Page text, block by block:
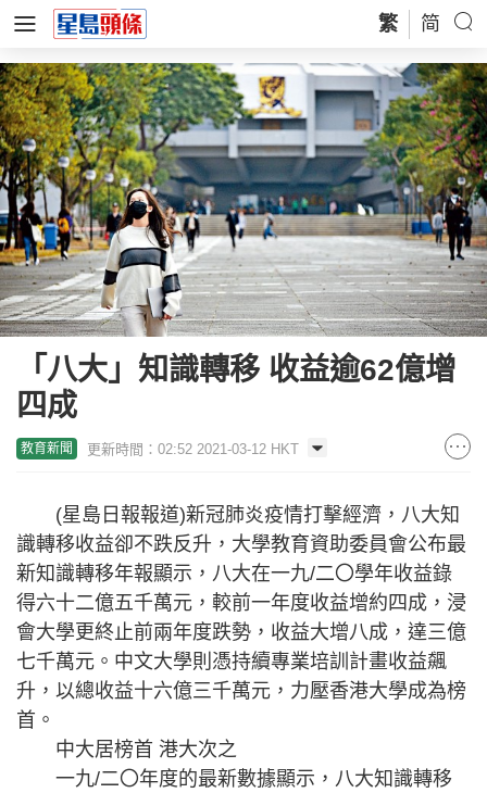
繁 简
「八大」知識轉移 收益逾62億增
四成
教育新聞 更新時間：02:52 2021-03-12 HKT
(星島日報報道)新冠肺炎疫情打擊經濟，八大知
識轉移收益卻不跌反升，大學教育資助委員會公布最
新知識轉移年報顯示，八大在一九/二〇學年收益錄
得六十二億五千萬元，較前一年度收益增約四成，浸
會大學更終止前兩年度跌勢，收益大增八成，達三億
七千萬元。中文大學則憑持續專業培訓計畫收益飆
升，以總收益十六億三千萬元，力壓香港大學成為榜
首。
中大居榜首 港大次之
一九/二〇年度的最新數據顯示，八大知識轉移